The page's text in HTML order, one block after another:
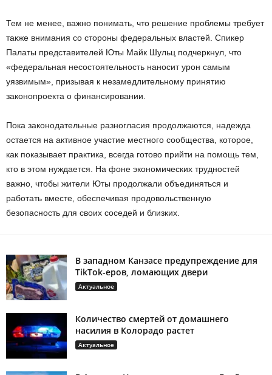
Тем не менее, важно понимать, что решение проблемы требует
также внимания со стороны федеральных властей. Спикер
Палаты представителей Юты Майк Шульц подчеркнул, что
«федеральная несостоятельность наносит урон самым
уязвимым», призывая к незамедлительному принятию
законопроекта о финансировании.
Пока законодательные разногласия продолжаются, надежда
остается на активное участие местного сообщества, которое,
как показывает практика, всегда готово прийти на помощь тем,
кто в этом нуждается. На фоне экономических трудностей
важно, чтобы жители Юты продолжали объединяться и
работать вместе, обеспечивая продовольственную
безопасность для своих соседей и близких.
В западном Канзасе предупреждение для
TikTok-еров, ломающих двери
Актуальное
Количество смертей от домашнего
насилия в Колорадо растет
Актуальное